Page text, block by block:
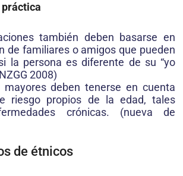
práctica
también deben basarse en
de familiares o amigos que pueden
la persona es diferente de su “yo
2008)
mayores deben tenerse en cuenta
riesgo propios de la edad, tales
crónicas. (nueva de
de étnicos